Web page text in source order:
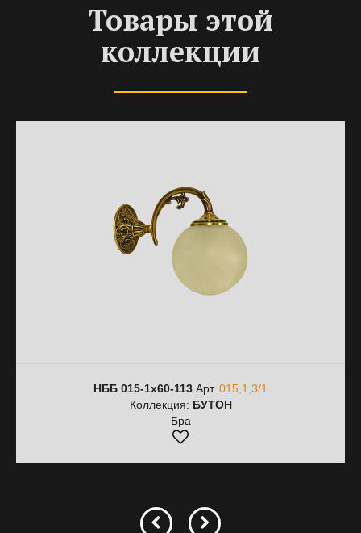
Товары этой
коллекции
НББ 015-1х60-113 Арт. 015,1,3/1
Коллекция: БУТОН
Бра